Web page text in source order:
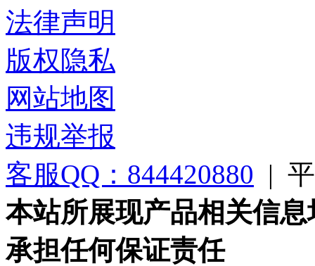
法律声明
版权隐私
网站地图
违规举报
客服QQ：844420880 |
本站所展现产品相关信
承担任何保证责任